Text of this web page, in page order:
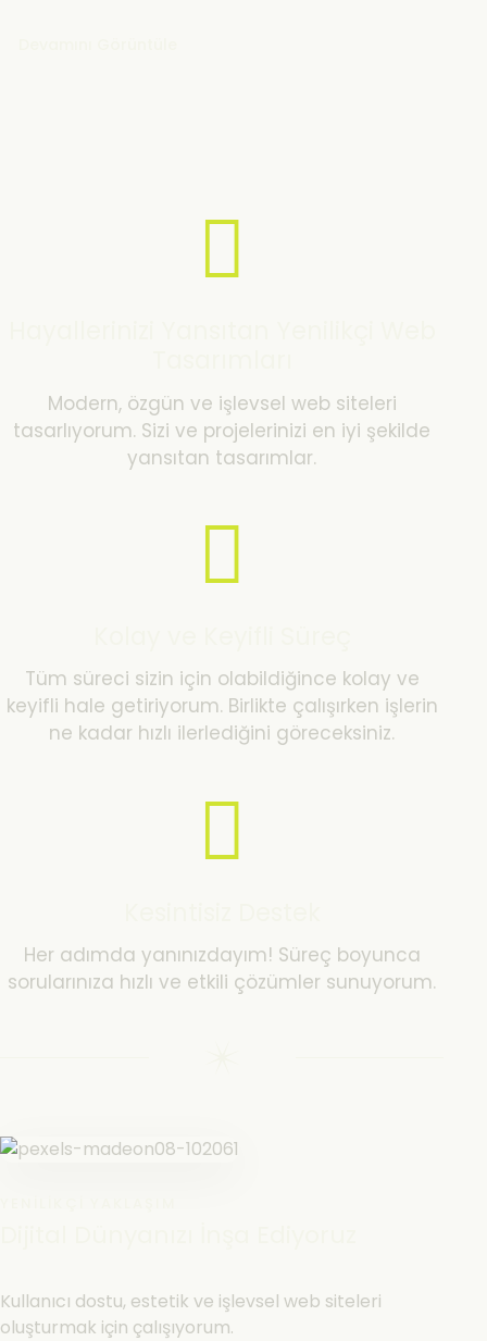
Modern, özgün ve işlevsel web siteleri
tasarlıyorum. Sizi ve projelerinizi en iyi şekilde
yansıtan tasarımlar.
Tüm süreci sizin için olabildiğince kolay ve
keyifli hale getiriyorum. Birlikte çalışırken işlerin
ne kadar hızlı ilerlediğini göreceksiniz.
Her adımda yanınızdayım! Süreç boyunca
sorularınıza hızlı ve etkili çözümler sunuyorum.
Kullanıcı dostu, estetik ve işlevsel web siteleri
oluşturmak için çalışıyorum.